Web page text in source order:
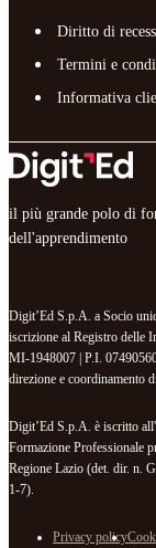
Diritto di
Termini e
Informativa
il più grande polo di
dell'apprendimento
Digit’Ed S.p.A. a Socio
iscrizione al Registro delle
MI-1948007 | P.I.
direzione e
Digit’Ed S.p.A. è iscritto
Formazione Professionale
Regione Lazio (det. dir. n.
1-7).
Privacy policy